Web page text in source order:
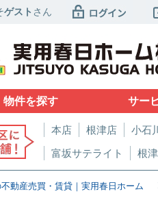
ゲスト さん
物件を探す サー
本店 根津店 小石
富坂サテライト
根
動産売買・賃貸｜実用春日ホーム